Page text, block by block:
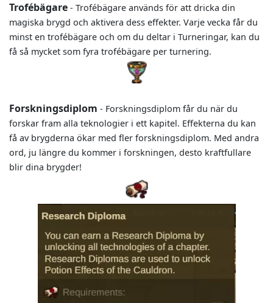
Trofébägare - Trofébägare används för att dricka din
magiska brygd och aktivera dess effekter. Varje vecka får du
minst en trofébägare och om du deltar i Turneringar, kan du
få så mycket som fyra trofébägare per turnering.
Forskningsdiplom - Forskningsdiplom får du när du
forskar fram alla teknologier i ett kapitel. Effekterna du kan
få av brygderna ökar med fler forskningsdiplom. Med andra
ord, ju längre du kommer i forskningen, desto kraftfullare
blir dina brygder!